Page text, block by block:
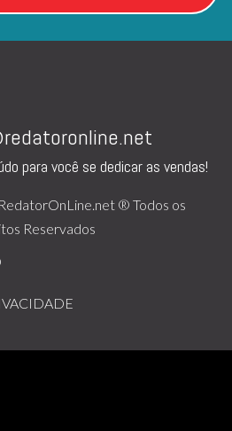
para você se dedicar as vendas!
® Todos os
Reservados